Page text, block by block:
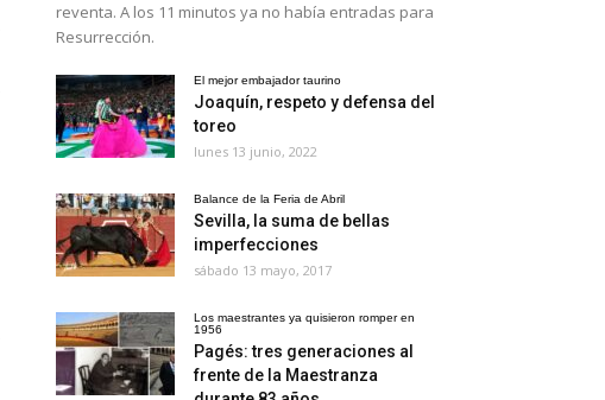
reventa. A los 11 minutos ya no había entradas para
Resurrección.
El mejor embajador taurino
Joaquín, respeto y defensa del
toreo
lunes 13 junio, 2022
Balance de la Feria de Abril
Sevilla, la suma de bellas
imperfecciones
sábado 13 mayo, 2017
Los maestrantes ya quisieron romper en
1956
Pagés: tres generaciones al
frente de la Maestranza